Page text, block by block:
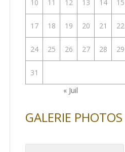
10 11 12 13 14 15
17 18 19 20 21 22
24 25 26 27 28 29
31
« Juil
GALERIE PHOTOS